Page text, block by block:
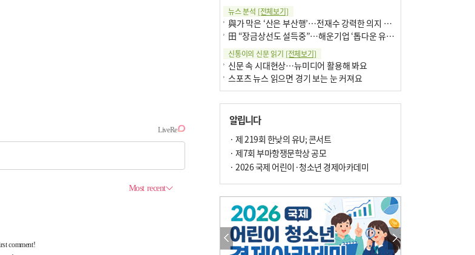
뉴스 분석 [전체보기]
與가 막은 ‘산은 부산행’…전재수 강력한 의지 표명 없인 공염불
田 “장금상선도 설득중”…해운기업 ‘톱다운 유치전’ 가속
신통이의 신문 읽기 [전체보기]
신문 속 시대현상…뉴미디어 활용해 봐요
스포츠 뉴스 읽으면 경기 보는 눈 커져요
구·군 승진 축하화분 관행 없애자니 소상공인 울상
팩트체크[전체보기]
의령 한우산 털중나리
한 손 뉴스[전체보기]
시민이 개발한 폭염 대응 앱 ‘그늘로’ 길안내 지도 등 인기
골목 맛집 발굴 고메 셀렉션…부산시, 페스티벌 시월 연계
알립니다
· 제 219회 한낮의 유U; 콘서트
· 제7회 부마항쟁문학상 공모
· 2026 국제 어린이·청소년 경제아카데미